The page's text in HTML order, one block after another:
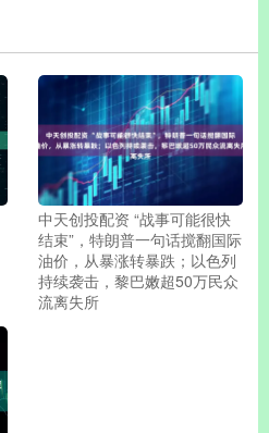
中天创投配资 “战事可能很快
结束”，特朗普一句话搅翻国际
油价，从暴涨转暴跌；以色列
持续袭击，黎巴嫩超50万民众
流离失所